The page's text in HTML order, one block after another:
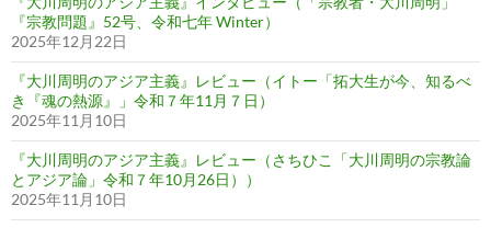
『宗教問題』52号、令和七年 Winter）
2025年12月22日
『大川周明のアジア主義』レビュー（イトー「拓大生が今、知るべ
き『魂の熱源』」令和７年11月７日）
2025年11月10日
『大川周明のアジア主義』レビュー（さちひこ「大川周明の宗教論
とアジア論」令和７年10月26日））
2025年11月10日